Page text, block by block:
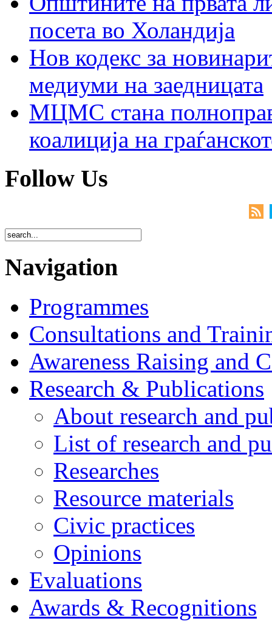
посета во Холандија
Нов кодекс за
медиуми на заедницата
МЦМС стана
коалиција на
Follow Us
Navigation
Programmes
Consultations and
Awareness Raising and
Research & Publications
About research and
List of research and
Researches
Resource materials
Civic practices
Opinions
Evaluations
Awards & Recognitions